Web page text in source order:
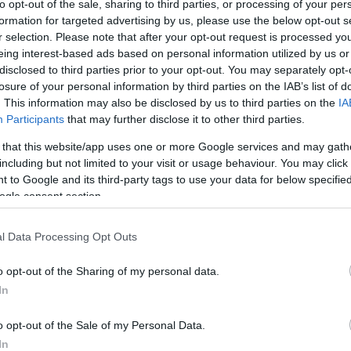
opt-out of the sale, sharing to third parties, or processing of your
for targeted advertising by us, please use the below opt-out
selection. Please note that after your opt-out request is processed
interest-based ads based on personal information utilized by us
to third parties prior to your opt-out. You may separately
of your personal information by third parties on the IAB’s list of
This information may also be disclosed by us to third parties on the
Participants that may further disclose it to other third parties.
that this website/app uses one or more Google services and may
but not limited to your visit or usage behaviour. You may
to Google and its third-party tags to use your data for below
consent section.
Data Processing Opt Outs
opt-out of the Sharing of my personal data.
opt-out of the Sale of my Personal Data.
Link másolása
az oroszok és az ukránok
nem vesz részt személyesen a
sem utazik a helyszínre, és már abban
tartós békét szeretne-e teremteni.